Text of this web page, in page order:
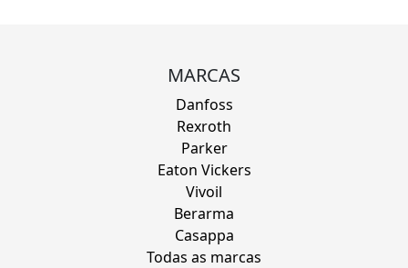
MARCAS
Danfoss
Rexroth
Parker
Eaton Vickers
Vivoil
Berarma
Casappa
Todas as marcas